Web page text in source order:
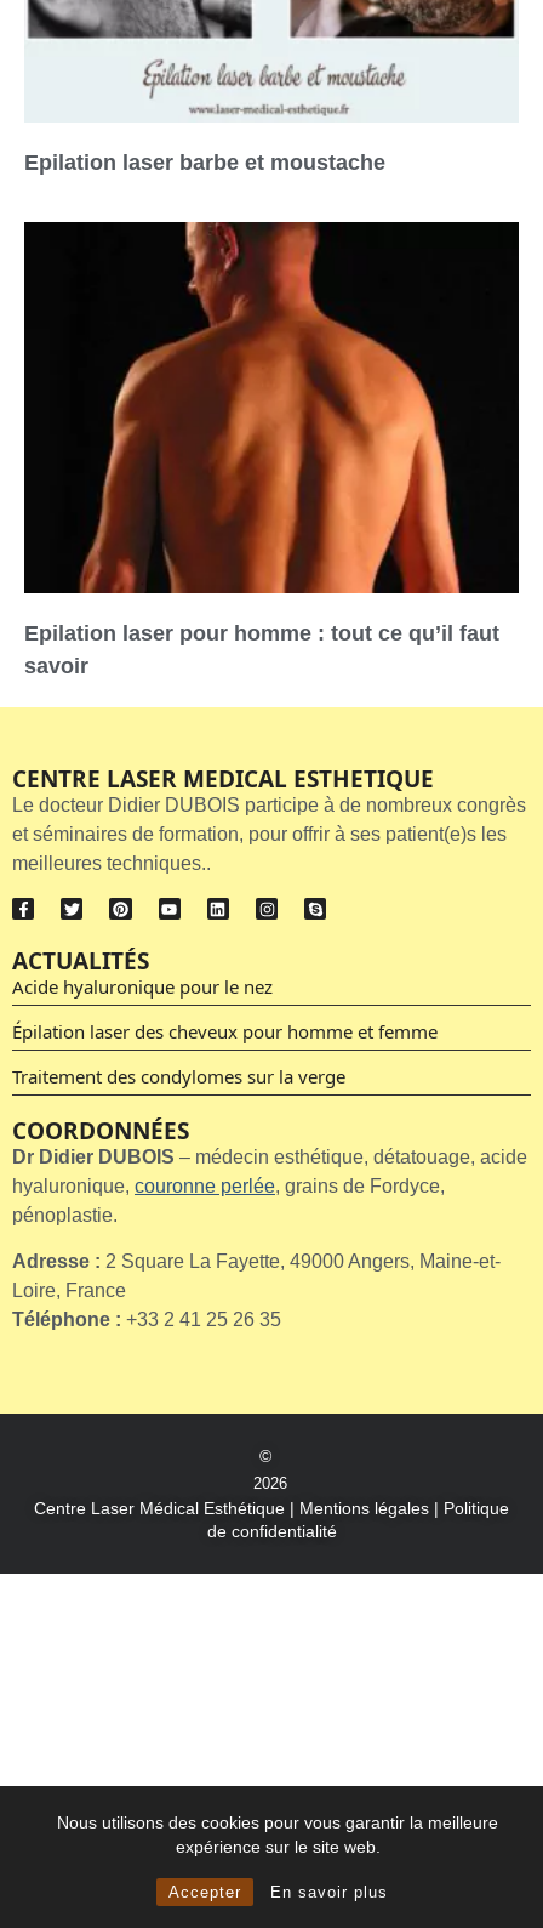
Nous utilisons des cookies pour vous garantir la meilleure
expérience sur le site web.
Accepter En savoir plus
Epilation laser barbe et moustache
Epilation laser pour homme : tout ce qu’il faut
savoir
CENTRE LASER MEDICAL ESTHETIQUE
Le docteur Didier DUBOIS participe à de nombreux congrès
et séminaires de formation, pour offrir à ses patient(e)s les
meilleures techniques..
ACTUALITÉS
Acide hyaluronique pour le nez
Épilation laser des cheveux pour homme et femme
Traitement des condylomes sur la verge
COORDONNÉES
Dr Didier DUBOIS – médecin esthétique, détatouage, acide
hyaluronique, couronne perlée, grains de Fordyce,
pénoplastie.
Adresse : 2 Square La Fayette, 49000 Angers, Maine-et-
Loire, France
Téléphone : +33 2 41 25 26 35
©
2026
Centre Laser Médical Esthétique | Mentions légales | Politique
de confidentialité